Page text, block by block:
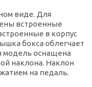
виде. Для
встроенные
в корпус
бокса облегчает
модель оснащена
наклона. Наклон
на педаль.